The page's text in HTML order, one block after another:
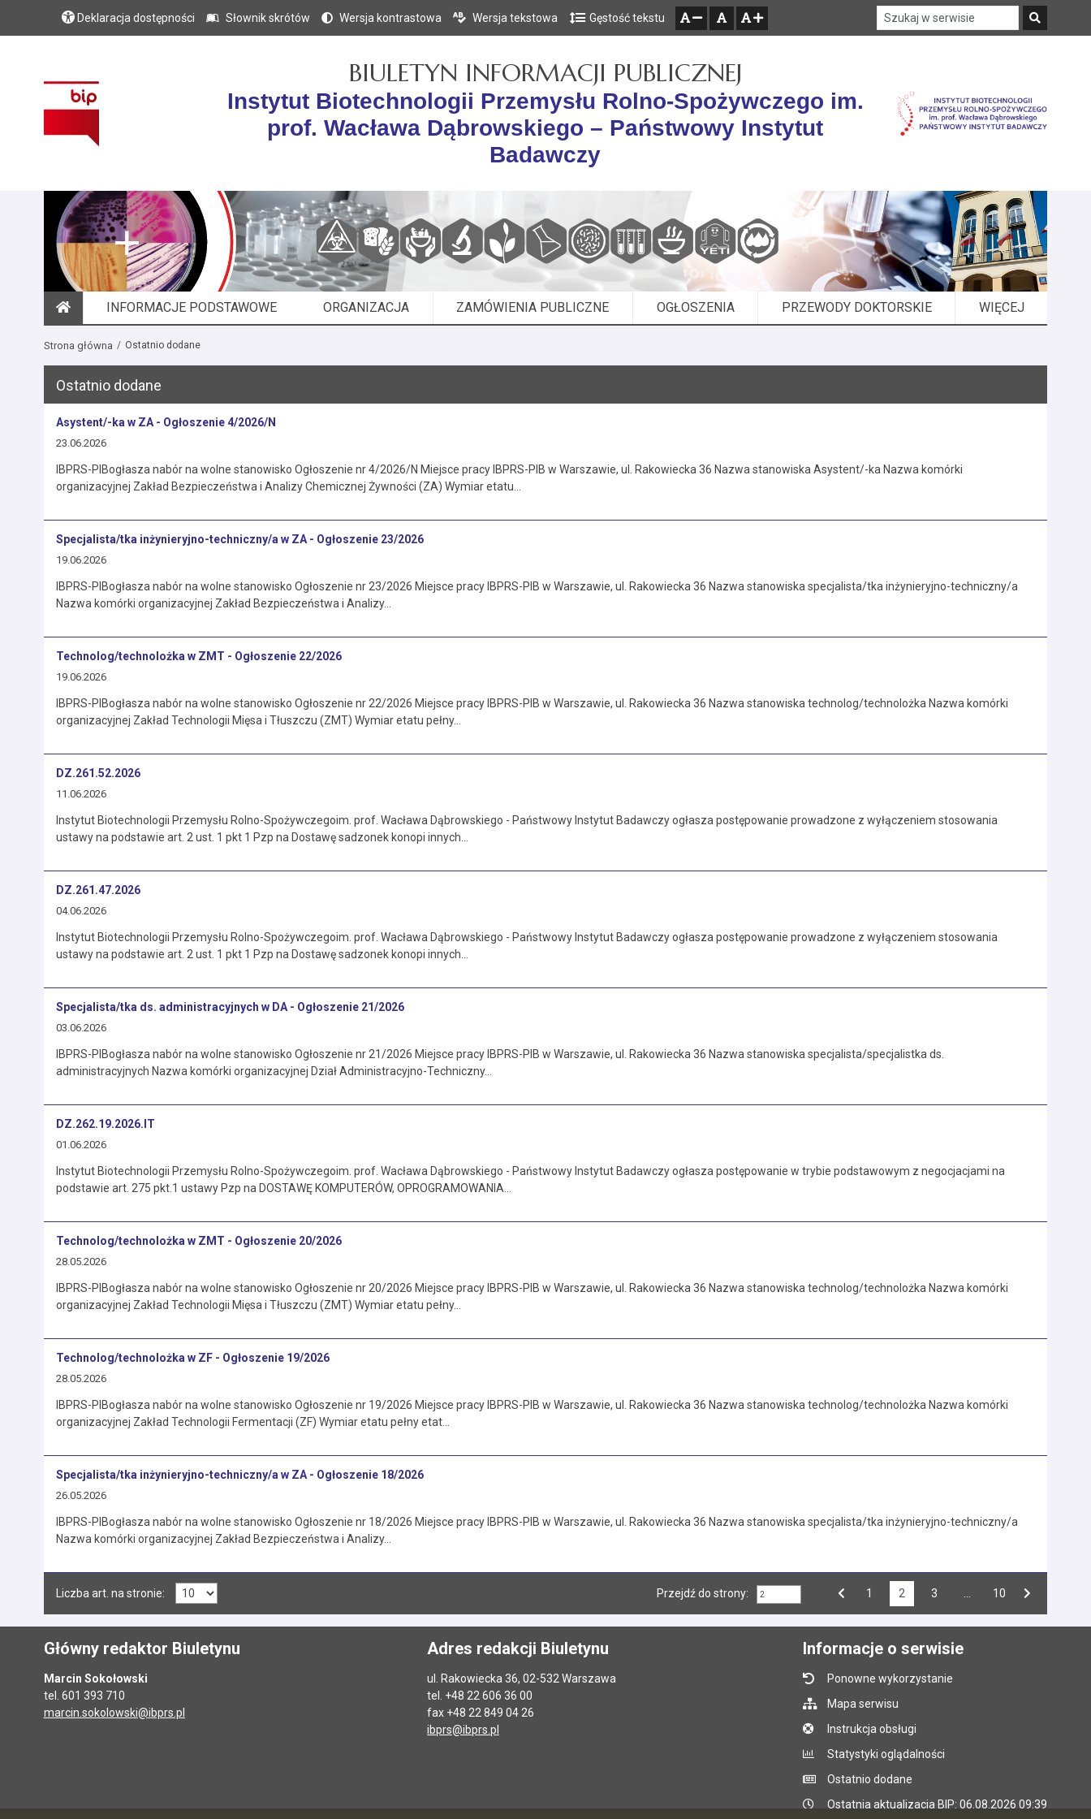
Przejdź do głównego menu
Przejdź do treści
Przejdź do mapy serwisu
Deklaracja dostępności Słownik skrótów Wersja kontrastowa Wersja tekstowa Gęstość tekstu
BIULETYN INFORMACJI PUBLICZNEJ
Instytut Biotechnologii Przemysłu Rolno-Spożywczego im.
prof. Wacława Dąbrowskiego – Państwowy Instytut
Badawczy
INFORMACJE PODSTAWOWE ORGANIZACJA ZAMÓWIENIA PUBLICZNE OGŁOSZENIA PRZEWODY DOKTORSKIE WIĘCEJ
Strona główna Ostatnio dodane
Ostatnio dodane
Asystent/-ka w ZA - Ogłoszenie 4/2026/N
23.06.2026
IBPRS-PIBogłasza nabór na wolne stanowisko Ogłoszenie nr 4/2026/N Miejsce pracy IBPRS-PIB w Warszawie, ul. Rakowiecka 36 Nazwa stanowiska Asystent/-ka Nazwa komórki
organizacyjnej Zakład Bezpieczeństwa i Analizy Chemicznej Żywności (ZA) Wymiar etatu…
Specjalista/tka inżynieryjno-techniczny/a w ZA - Ogłoszenie 23/2026
19.06.2026
IBPRS-PIBogłasza nabór na wolne stanowisko Ogłoszenie nr 23/2026 Miejsce pracy IBPRS-PIB w Warszawie, ul. Rakowiecka 36 Nazwa stanowiska specjalista/tka inżynieryjno-techniczny/a
Nazwa komórki organizacyjnej Zakład Bezpieczeństwa i Analizy…
Technolog/technolożka w ZMT - Ogłoszenie 22/2026
19.06.2026
IBPRS-PIBogłasza nabór na wolne stanowisko Ogłoszenie nr 22/2026 Miejsce pracy IBPRS-PIB w Warszawie, ul. Rakowiecka 36 Nazwa stanowiska technolog/technolożka Nazwa komórki
organizacyjnej Zakład Technologii Mięsa i Tłuszczu (ZMT) Wymiar etatu pełny…
DZ.261.52.2026
11.06.2026
Instytut Biotechnologii Przemysłu Rolno-Spożywczegoim. prof. Wacława Dąbrowskiego - Państwowy Instytut Badawczy ogłasza postępowanie prowadzone z wyłączeniem stosowania
ustawy na podstawie art. 2 ust. 1 pkt 1 Pzp na Dostawę sadzonek konopi innych…
DZ.261.47.2026
04.06.2026
Instytut Biotechnologii Przemysłu Rolno-Spożywczegoim. prof. Wacława Dąbrowskiego - Państwowy Instytut Badawczy ogłasza postępowanie prowadzone z wyłączeniem stosowania
ustawy na podstawie art. 2 ust. 1 pkt 1 Pzp na Dostawę sadzonek konopi innych…
Specjalista/tka ds. administracyjnych w DA - Ogłoszenie 21/2026
03.06.2026
IBPRS-PIBogłasza nabór na wolne stanowisko Ogłoszenie nr 21/2026 Miejsce pracy IBPRS-PIB w Warszawie, ul. Rakowiecka 36 Nazwa stanowiska specjalista/specjalistka ds.
administracyjnych Nazwa komórki organizacyjnej Dział Administracyjno-Techniczny…
DZ.262.19.2026.IT
01.06.2026
Instytut Biotechnologii Przemysłu Rolno-Spożywczegoim. prof. Wacława Dąbrowskiego - Państwowy Instytut Badawczy ogłasza postępowanie w trybie podstawowym z negocjacjami na
podstawie art. 275 pkt.1 ustawy Pzp na DOSTAWĘ KOMPUTERÓW, OPROGRAMOWANIA…
Technolog/technolożka w ZMT - Ogłoszenie 20/2026
28.05.2026
IBPRS-PIBogłasza nabór na wolne stanowisko Ogłoszenie nr 20/2026 Miejsce pracy IBPRS-PIB w Warszawie, ul. Rakowiecka 36 Nazwa stanowiska technolog/technolożka Nazwa komórki
organizacyjnej Zakład Technologii Mięsa i Tłuszczu (ZMT) Wymiar etatu pełny…
Technolog/technolożka w ZF - Ogłoszenie 19/2026
28.05.2026
IBPRS-PIBogłasza nabór na wolne stanowisko Ogłoszenie nr 19/2026 Miejsce pracy IBPRS-PIB w Warszawie, ul. Rakowiecka 36 Nazwa stanowiska technolog/technolożka Nazwa komórki
organizacyjnej Zakład Technologii Fermentacji (ZF) Wymiar etatu pełny etat…
Specjalista/tka inżynieryjno-techniczny/a w ZA - Ogłoszenie 18/2026
26.05.2026
IBPRS-PIBogłasza nabór na wolne stanowisko Ogłoszenie nr 18/2026 Miejsce pracy IBPRS-PIB w Warszawie, ul. Rakowiecka 36 Nazwa stanowiska specjalista/tka inżynieryjno-techniczny/a
Nazwa komórki organizacyjnej Zakład Bezpieczeństwa i Analizy…
Liczba art. na stronie: Przejdź do strony: 1 2 3 10
Główny redaktor Biuletynu
Marcin Sokołowski
tel. 601 393 710
marcin.sokolowski@ibprs.pl
Adres redakcji Biuletynu
ul. Rakowiecka 36, 02-532 Warszawa
tel. +48 22 606 36 00
fax +48 22 849 04 26
ibprs@ibprs.pl
Informacje o serwisie
Ponowne wykorzystanie
Mapa serwisu
Instrukcja obsługi
Statystyki oglądalności
Ostatnio dodane
Ostatnia aktualizacja BIP: 06.08.2026 09:39